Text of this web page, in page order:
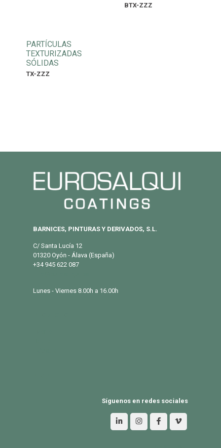
BTX-ZZZ
PARTÍCULAS
TEXTURIZADAS
SÓLIDAS
TX-ZZZ
BARNICES, PINTURAS Y DERIVADOS, S.L.
C/ Santa Lucía 12
01320 Oyón - Álava (España)
+34 945 622 087
Lunes - Viernes 8.00h a 16.00h
Síguenos en redes sociales